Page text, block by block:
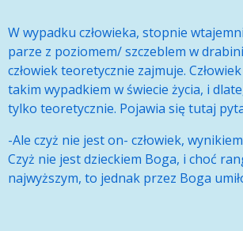
W wypadku człowieka, stopnie
parze z poziomem/ szczeblem w
człowiek teoretycznie zajmuje.
takim wypadkiem w świecie życia, i
tylko teoretycznie. Pojawia się tutaj
-Ale czyż nie jest on- człowiek,
Czyż nie jest dzieckiem Boga, i choć
najwyższym, to jednak przez Boga